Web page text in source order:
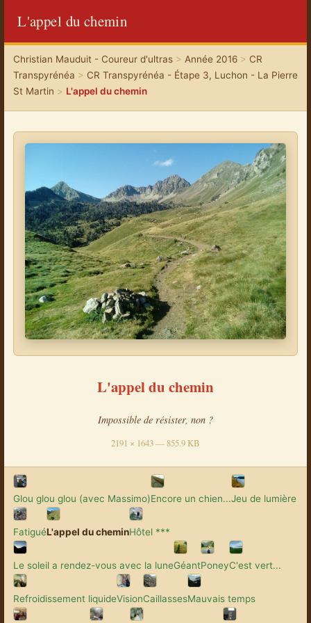
L'appel du chemin
Christian Mauduit - Coureur d'ultras> Année 2016> CR
Transpyrénéa > CR Transpyrénéa - Étape 3, Luchon - La Pierre
St Martin > L'appel du chemin
L'appel du chemin
Impossible de résister, non ?
2191 × 1643 — 855.9 KB
Glou glou glou (avec Massimo)Encore un chien...Jeu de lumière
FatiguéL'appel du cheminHôtel ***
Le soleil a rendez-vous avec la luneGéantPoneyC'est vert...
Refroidissement liquideVisionCaillassesMauvais temps